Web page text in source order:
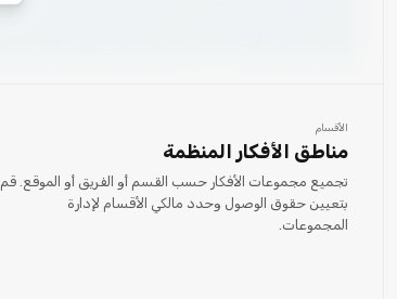
الأقسام
مناطق الأفكار المنظمة
تجميع مجموعات الأفكار حسب القسم أو الفريق أو الموقع. قم
بتعيين حقوق الوصول وحدد مالكي الأقسام لإدارة
المجموعات.